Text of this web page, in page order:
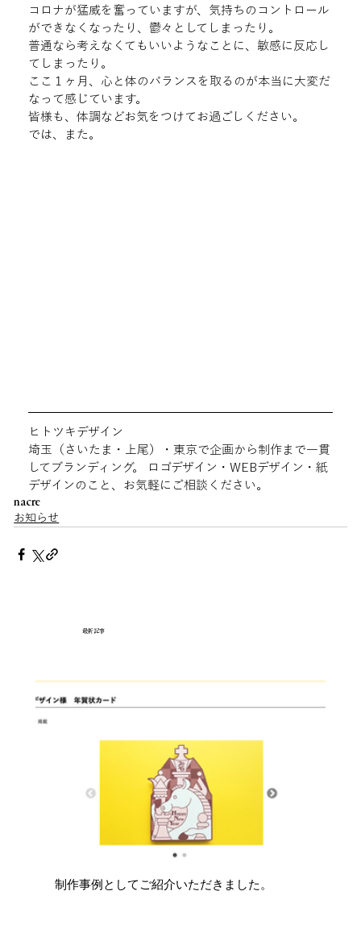
制作事例としてご紹介いただきました。
最新記事
コロナが猛威を奮っていますが、気持ちのコントロール
ができなくなったり、鬱々としてしまったり。
普通なら考えなくてもいいようなことに、敏感に反応し
てしまったり。
ここ１ヶ月、心と体のバランスを取るのが本当に大変だ
なって感じています。
皆様も、体調などお気をつけてお過ごしください。
では、また。
ヒトツキデザイン
埼玉（さいたま・上尾）・東京で企画から制作まで一貫
してブランディング。 ロゴデザイン・WEBデザイン・紙
デザインのこと、お気軽にご相談ください。
nacre
お知らせ